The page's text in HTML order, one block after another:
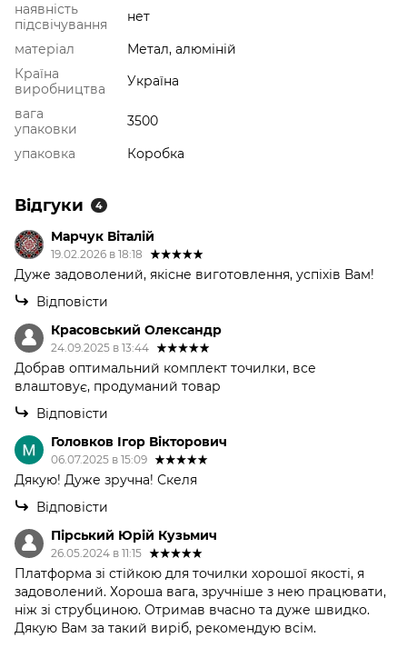
наявність
підсвічування
нет
матеріал
Метал, алюміній
Країна
виробництва
Україна
вага
упаковки
3500
упаковка
Коробка
Відгуки 4
Марчук Віталій
19.02.2026 в 18:18
Дуже задоволений, якісне виготовлення, успіхів Вам!
Відповісти
Красовський Олександр
24.09.2025 в 13:44
Добрав оптимальний комплект точилки, все
влаштовує, продуманий товар
Відповісти
Головков Ігор Вікторович
06.07.2025 в 15:09
Дякую! Дуже зручна! Скеля
Відповісти
Пірський Юрій Кузьмич
26.05.2024 в 11:15
Платформа зі стійкою для точилки хорошої якості, я
задоволений. Хороша вага, зручніше з нею працювати,
ніж зі струбциною. Отримав вчасно та дуже швидко.
Дякую Вам за такий виріб, рекомендую всім.